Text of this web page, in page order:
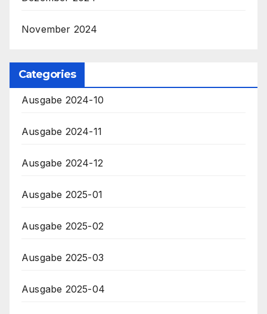
November 2024
Categories
Ausgabe 2024-10
Ausgabe 2024-11
Ausgabe 2024-12
Ausgabe 2025-01
Ausgabe 2025-02
Ausgabe 2025-03
Ausgabe 2025-04